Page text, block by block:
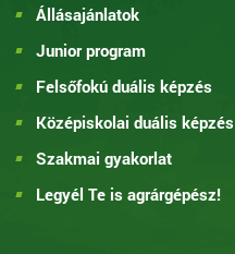
Állásajánlatok
Junior program
Felsőfokú duális képzés
Középiskolai duális képzés
Szakmai gyakorlat
Legyél Te is agrárgépész!